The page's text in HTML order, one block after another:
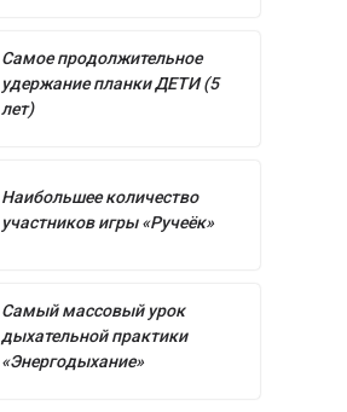
Самое продолжительное
удержание планки ДЕТИ (5
лет)
Наибольшее количество
участников игры «Ручеёк»
Самый массовый урок
дыхательной практики
«Энергодыхание»